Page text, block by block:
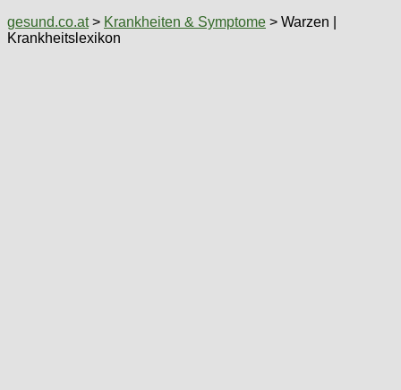
gesund.co.at> Krankheiten & Symptome > Warzen |
Krankheitslexikon